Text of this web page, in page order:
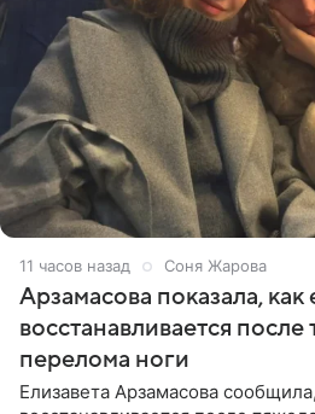
11 часов назад Соня Жарова
Арзамасова показала, как
восстанавливается после
перелома ноги
Елизавета Арзамасова